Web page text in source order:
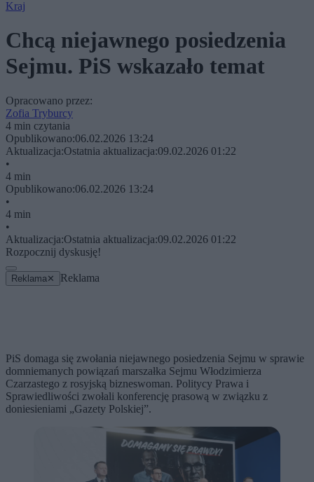
Kraj
Chcą niejawnego posiedzenia
Sejmu. PiS wskazało temat
Opracowano przez:
Zofia Tryburcy
4 min czytania
Opublikowano:06.02.2026 13:24
Aktualizacja:Ostatnia aktualizacja:09.02.2026 01:22
•
4 min
Opublikowano:06.02.2026 13:24
•
4 min
•
Aktualizacja:Ostatnia aktualizacja:09.02.2026 01:22
Rozpocznij dyskusję!
Reklama ✕ Reklama
PiS domaga się zwołania niejawnego posiedzenia Sejmu w sprawie
domniemanych powiązań marszałka Sejmu Włodzimierza
Czarzastego z rosyjską bizneswoman. Politycy Prawa i
Sprawiedliwości zwołali konferencję prasową w związku z
doniesieniami „Gazety Polskiej”.